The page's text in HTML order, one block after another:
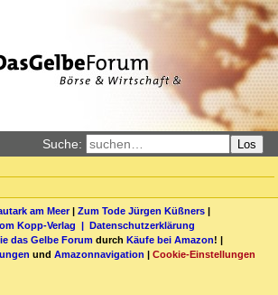
Suche: Los
am Meer| Zum Tode Jürgen Küßners |
Kopp-Verlag | Datenschutzerklärung
das Gelbe Forum durch Käufe bei Amazon! |
und Amazonnavigation | Cookie-Einstellungen